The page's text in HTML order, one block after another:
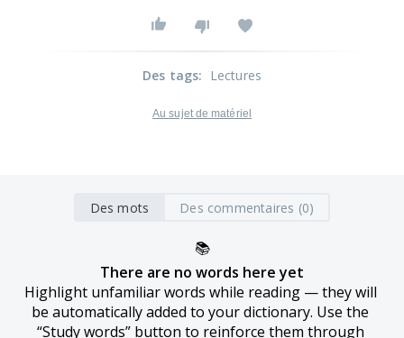
Des tags: Lectures
Au sujet de matériel
Des mots Des commentaires (0)
📚
There are no words here yet
Highlight unfamiliar words while reading — they will
be automatically added to your dictionary. Use the
“Study words” button to reinforce them through